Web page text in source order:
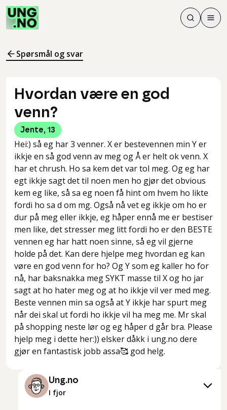
Søk
Søk
Meny
Spørsmål og svar
Hvordan være en god
venn?
Jente, 13
Hei:) så eg har 3 venner. X er bestevennen min Y er
ikkje en så god venn av meg og Å er helt ok venn. X
har et chrush. Ho sa kem det var tol meg. Og eg har
egt ikkje sagt det til noen men ho gjør det obvious
kem eg like, så sa eg noen få hint om hvem ho likte
fordi ho sa d om mg. Også nå vet eg ikkje om ho er
dur på meg eller ikkje, eg håper ennå me er bestiser
men like, det stresser meg litt fordi ho er den BESTE
vennen eg har hatt noen sinne, så eg vil gjerne
holde på det. Kan dere hjelpe meg hvordan eg kan
vøre en god venn for ho? Og Y som eg kaller ho for
nå, har baksnakka meg SYKT masse til X og ho jar
sagt at ho hater meg og at ho ikkje vil ver med meg.
Beste vennen min sa også at Y ikkje har spurt meg
når dei skal ut fordi ho ikkje vil ha meg me. Mr skal
på shopping neste lør og eg håper d går bra. Please
hjelp meg i dette her:)) elsker dåkk i ung.no dere
gjør en fantastisk jobb assa🥰 god helg.
Ung.no
I fjor